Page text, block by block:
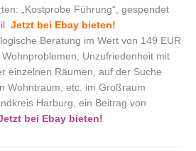
„Kostprobe Führung“, gespendet
.Jetzt bei Ebay bieten!
Beratung im Wert von 149 EUR
Unzufriedenheit mit
einzelnen Räumen, auf der Suche
Wohntraum, etc. im Großraum
Harburg, ein Beitrag von
bei Ebay bieten!